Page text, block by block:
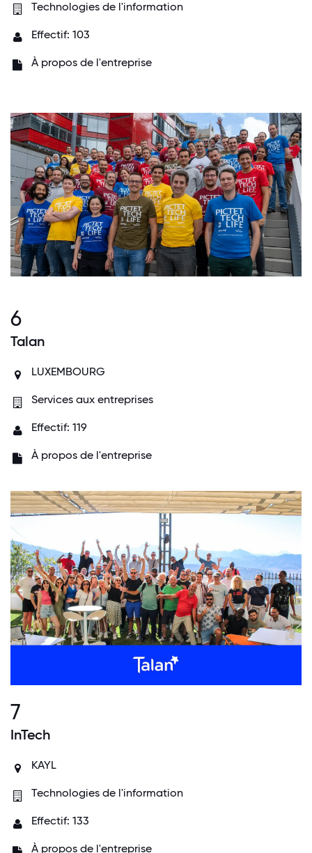
Technologies de l'information
Effectif: 103
À propos de l'entreprise
6
Talan
LUXEMBOURG
Services aux entreprises
Effectif: 119
À propos de l'entreprise
7
InTech
KAYL
Technologies de l'information
Effectif: 133
À propos de l'entreprise